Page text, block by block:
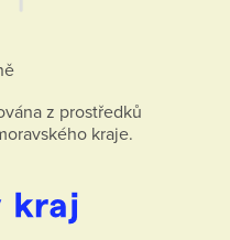
z prostředků
kraje.